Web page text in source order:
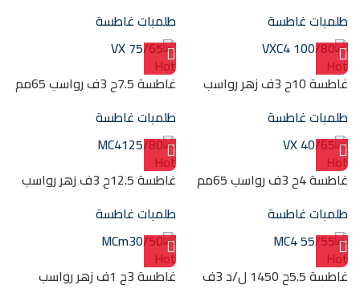
TRm1.1
طلمبات غاطسة TRm0.75
طلمبات غاطسة
Hot
غاطسة 10ح 3ف زهر رواسب
طلمبات غاطسة
Hot
غاطسة 7.5ح 3ف رواسب 65مم
طلمبات غاطسة
Hot
غاطسة 4ح 3ف رواسب 65مم
طلمبات غاطسة
Hot
غاطسة 12.5ح 3ف زهر رواسب
طلمبات غاطسة
Hot
غاطسة 5.5ح 1450 ل/د 3ف
Hot
غاطسة 3ح 1ف زهر رواسب